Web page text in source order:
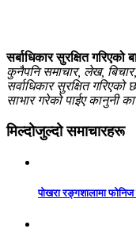
सर्बाधिकार सुरक्षित गरिएको
कुनैपनि समाचार, लेख,
सर्वाधिकार सुरक्षित
साभार गरेको पाईए कानुनी
मिल्दोजुल्दो समाचारहरू
पोखरा रङ्गशालामा फोनिज